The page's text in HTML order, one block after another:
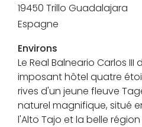
19450 Trillo Guadalajara
Espagne
Environs
Le Real Balneario Carlos III
imposant hôtel quatre
rives d'un jeune fleuve
naturel magnifique, situé
l'Alto Tajo et la belle région